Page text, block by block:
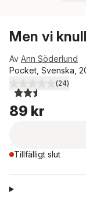
Men vi
Av Ann Söderlund
Pocket, Svenska,
2,5utav 5 stjärnor.
(24)
89 kr
Tillfälligt slut